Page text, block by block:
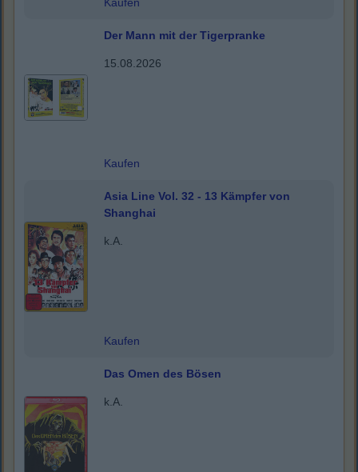
Kaufen
Der Mann mit der Tigerpranke
15.08.2026
Kaufen
Asia Line Vol. 32 - 13 Kämpfer von
Shanghai
k.A.
Kaufen
Das Omen des Bösen
k.A.